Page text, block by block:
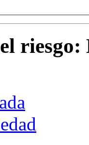
riesgo: